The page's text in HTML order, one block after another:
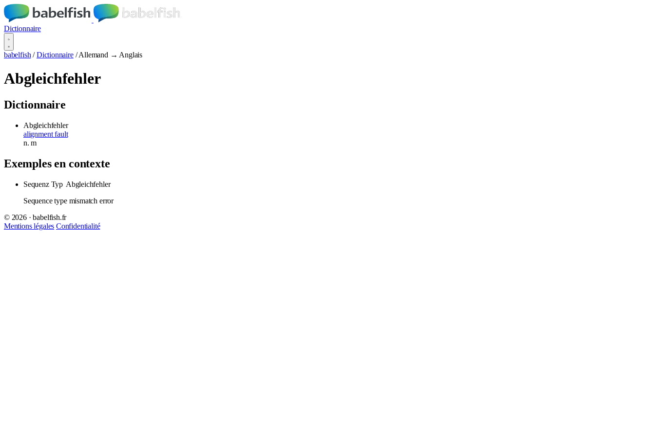
Dictionnaire
babelfish / Dictionnaire / Allemand → Anglais
Abgleichfehler
Dictionnaire
Abgleichfehler
alignment fault
n.m
Exemples en contexte
Sequenz Typ Abgleichfehler
Sequence type mismatch error
© 2026 · babelfish.fr
Mentions légales Confidentialité